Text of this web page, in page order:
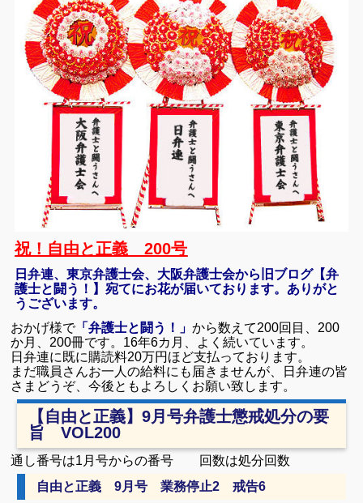
祝！自由と正義 200号
日弁連、東京弁護士会、大阪弁護士会から旧ブログ【弁
護士と闘う！】宛てにお花が届いております。 ありがと
うございます。
おかげ様で「弁護士と闘う！」から数えて200回目、200
か月、200冊です。16年6カ月、よく続いています。
日弁連に既に購読料20万円ほど支払っております。
まだ職員さんお一人の給料にも届きませんが、日弁連の皆
さまどうぞ、今後ともよろしくお願い致します。
【自由と正義】9月号弁護士懲戒処分の要
旨 VOL200
通し番号は1月号からの番号 回数は処分回数
自由と正義 9月号 業務停止2 戒告6